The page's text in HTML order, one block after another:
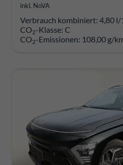
inkl. NoVA
Verbrauch kombiniert: 4,80 l/
CO2-Klasse: C
CO2-Emissionen: 108,00 g/